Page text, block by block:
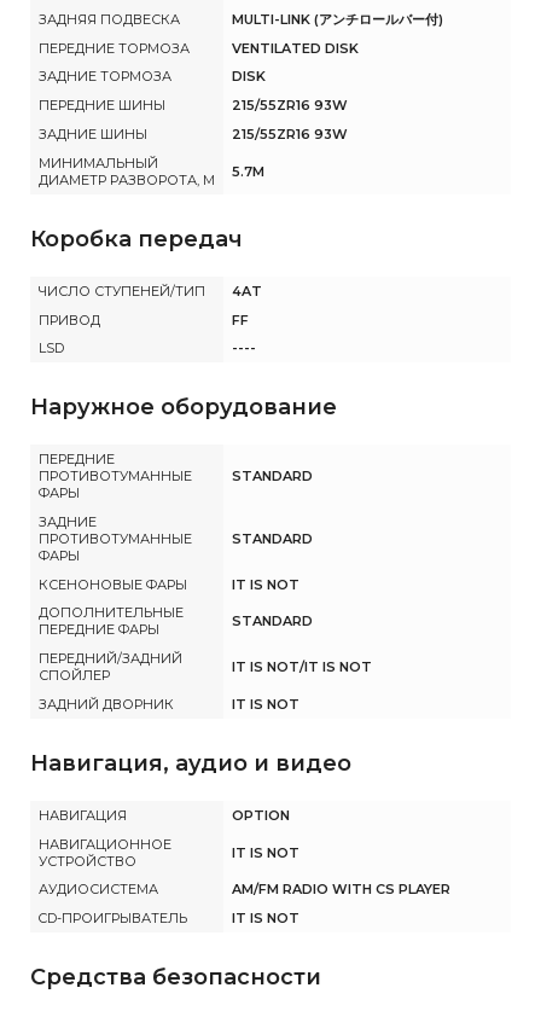
ЗАДНЯЯ ПОДВЕСКА
MULTI-LINK (アンチロールバー付)
ПЕРЕДНИЕ ТОРМОЗА
VENTILATED DISK
ЗАДНИЕ ТОРМОЗА
DISK
ПЕРЕДНИЕ ШИНЫ
215/55ZR16 93W
ЗАДНИЕ ШИНЫ
215/55ZR16 93W
МИНИМАЛЬНЫЙ
ДИАМЕТР РАЗВОРОТА, М
5.7M
Коробка передач
ЧИСЛО СТУПЕНЕЙ/ТИП
4AT
ПРИВОД
FF
LSD
----
Наружное оборудование
ПЕРЕДНИЕ
ПРОТИВОТУМАННЫЕ
ФАРЫ
STANDARD
ЗАДНИЕ
ПРОТИВОТУМАННЫЕ
ФАРЫ
STANDARD
КСЕНОНОВЫЕ ФАРЫ
IT IS NOT
ДОПОЛНИТЕЛЬНЫЕ
ПЕРЕДНИЕ ФАРЫ
STANDARD
ПЕРЕДНИЙ/ЗАДНИЙ
СПОЙЛЕР
IT IS NOT/IT IS NOT
ЗАДНИЙ ДВОРНИК IT IS NOT
Навигация, аудио и видео
НАВИГАЦИЯ
OPTION
НАВИГАЦИОННОЕ
УСТРОЙСТВО
IT IS NOT
АУДИОСИСТЕМА
AM/FM RADIO WITH CS PLAYER
CD-ПРОИГРЫВАТЕЛЬ
IT IS NOT
Средства безопасности